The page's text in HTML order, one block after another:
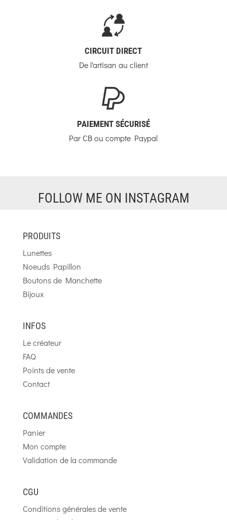
CIRCUIT DIRECT
De l'artisan au client
PAIEMENT SÉCURISÉ
Par CB ou compte Paypal
FOLLOW ME ON INSTAGRAM
PRODUITS
Lunettes
Noeuds Papillon
Boutons de Manchette
Bijoux
INFOS
Le créateur
FAQ
Points de vente
Contact
COMMANDES
Panier
Mon compte
Validation de la commande
CGU
Conditions générales de vente